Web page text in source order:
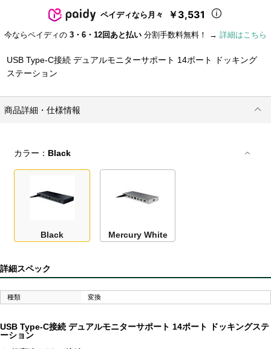
ペイディなら月々 ￥3,531
今ならペイディの 3・6・12回あと払い 分割手数料無料！ → 詳細はこちら
USB Type-C接続 デュアルモニターサポート 14ポート ドッキング
ステーション
商品詳細・仕様情報
カラー： Black
Black Mercury White
詳細スペック
種類 変換
USB Type-C接続 デュアルモニターサポート 14ポート ドッキングステ
ーション